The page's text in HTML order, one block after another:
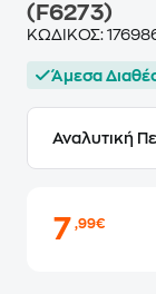
(F6273)
ΚΩΔΙΚΟΣ:
Άμεσα
Αναλυτική
7,99€